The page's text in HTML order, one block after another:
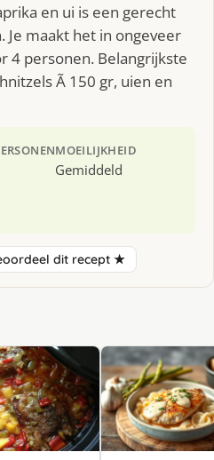
en ui is een gerecht
Je maakt het in ongeveer
4 personen. Belangrijkste
Ã 150 gr, uien en
MOEILIJKHEID
Gemiddeld
dit recept ★